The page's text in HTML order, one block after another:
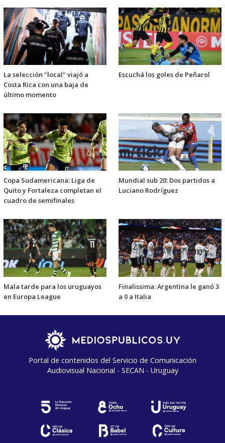
La selección "local" viajó a
Costa Rica con una baja de
último momento
Escuchá los goles de Peñarol
Copa Sudamericana: Liga de
Quito y Fortaleza completan el
cuadro de semifinales
Mundial sub 20: Dos partidos a
Luciano Rodríguez
Mala tarde para los uruguayos
en Europa League
Finalissima: Argentina le ganó 3
a 0 a Italia
Portal de contenidos del Servicio de Comunicación
Audiovisual Nacional - SECAN - Uruguay